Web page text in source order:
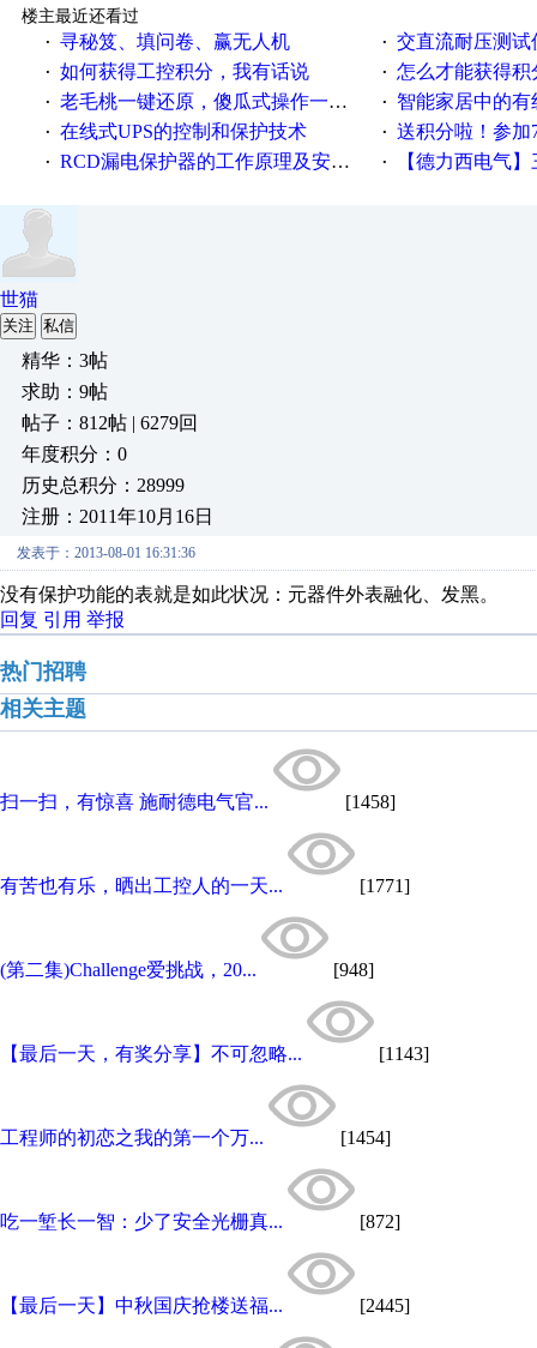
楼主最近还看过
· 寻秘笈、填问卷、赢无人机 · 交直流耐压测
· 如何获得工控积分，我有话说 · 怎么才能获得积
· 老毛桃一键还原，傻瓜式操作一键轻松备份还原；程序为向导式安装，一键即可实现自动备份或还原系统。 · 智能家居中的有
· 在线式UPS的控制和保护技术 · 送积分啦！参加7月6日
· RCD漏电保护器的工作原理及安装要点 · 【德力西电气】三
世猫
关注 私信
精华：3帖
求助：9帖
帖子：812帖 | 6279回
年度积分：0
历史总积分：28999
注册：2011年10月16日
发表于：2013-08-01 16:31:36
没有保护功能的表就是如此状况：元器件外表融化、发黑。
回复 引用 举报
热门招聘
相关主题
扫一扫，有惊喜 施耐德电气官... [1458]
有苦也有乐，晒出工控人的一天... [1771]
(第二集)Challenge爱挑战，20... [948]
【最后一天，有奖分享】不可忽略... [1143]
工程师的初恋之我的第一个万... [1454]
吃一堑长一智：少了安全光栅真... [872]
【最后一天】中秋国庆抢楼送福... [2445]